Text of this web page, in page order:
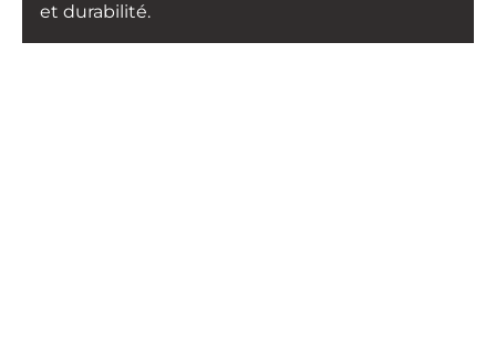
et durabilité.